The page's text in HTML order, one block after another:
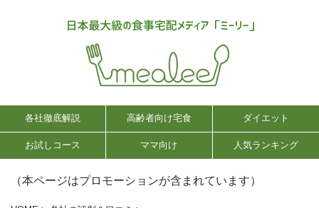
各社徹底解説 高齢者向け宅食 ダイエット
お試しコース ママ向け 人気ランキング
（本ページはプロモーションが含まれています）